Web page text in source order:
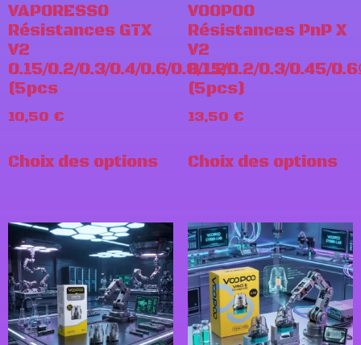
VAPORESSO
Résistances GTX
V2
0.15/0.2/0.3/0.4/0.6/0.8/1.2Ω
(5pcs
10,50 €
Choix des options
VOOPOO
Résistances PnP X
V2
0.15/0.2/0.3/0.45/
(5pcs)
13,50 €
Choix des options